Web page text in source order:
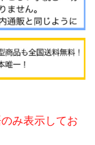
み表示してお